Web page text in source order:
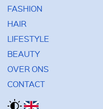
FASHION
HAIR
LIFESTYLE
BEAUTY
OVER ONS
CONTACT